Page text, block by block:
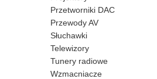
Przetworniki DAC
Przewody AV
Słuchawki
Telewizory
Tunery radiowe
Wzmacniacze